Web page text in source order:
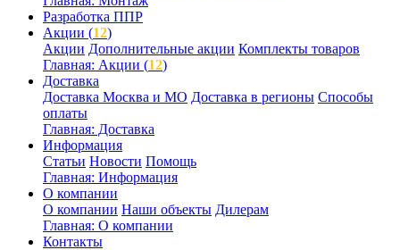
Разработка ППР
Акции (12)
Акции Дополнительные акции Комплекты товаров
Главная: Акции (12)
Доставка
Доставка Москва и МО Доставка в регионы Способы
оплаты
Главная: Доставка
Информация
Статьи Новости Помощь
Главная: Информация
О компании
О компании Наши объекты Дилерам
Главная: О компании
Контакты